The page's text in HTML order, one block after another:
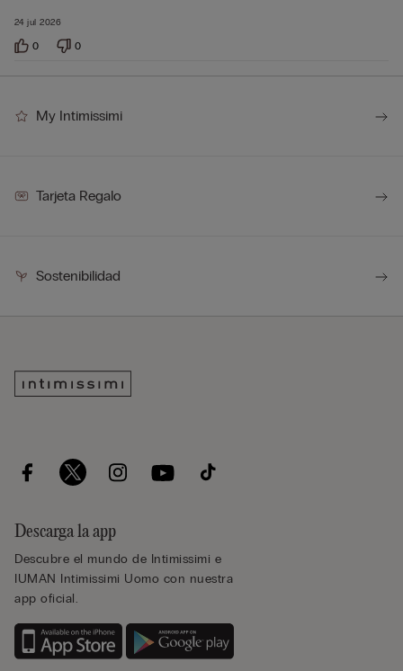
5
24 jul 2026
0 0
My Intimissimi
Tarjeta Regalo
Sostenibilidad
Descarga la app
Descubre el mundo de Intimissimi e
IUMAN Intimissimi Uomo con nuestra
app oficial.